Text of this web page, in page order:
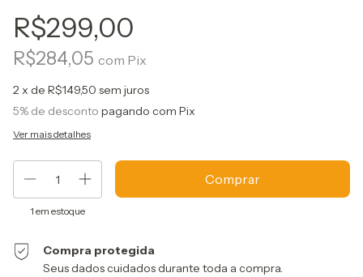
R$299,00
R$284,05 com Pix
2x de R$149,50 sem juros
5% de desconto pagando com Pix
Ver mais detalhes
1 em estoque
Compra protegida
Seus dados cuidados durante toda a compra.